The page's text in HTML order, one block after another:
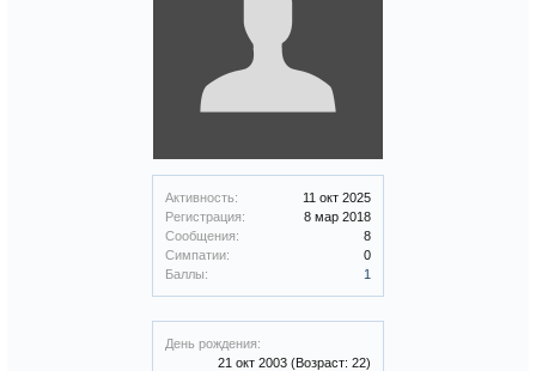
Активность:
11 окт 2025
Регистрация:
8 мар 2018
Сообщения:
8
Симпатии:
0
Баллы:
1
День рождения:
21 окт 2003 (Возраст: 22)